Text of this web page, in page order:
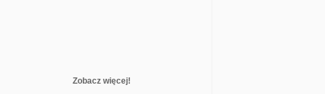
Zobacz więcej!